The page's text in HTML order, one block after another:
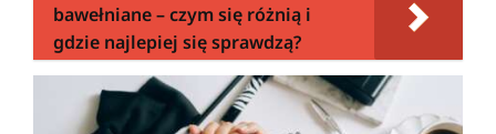
bawełniane – czym się różnią i
gdzie najlepiej się sprawdzą?